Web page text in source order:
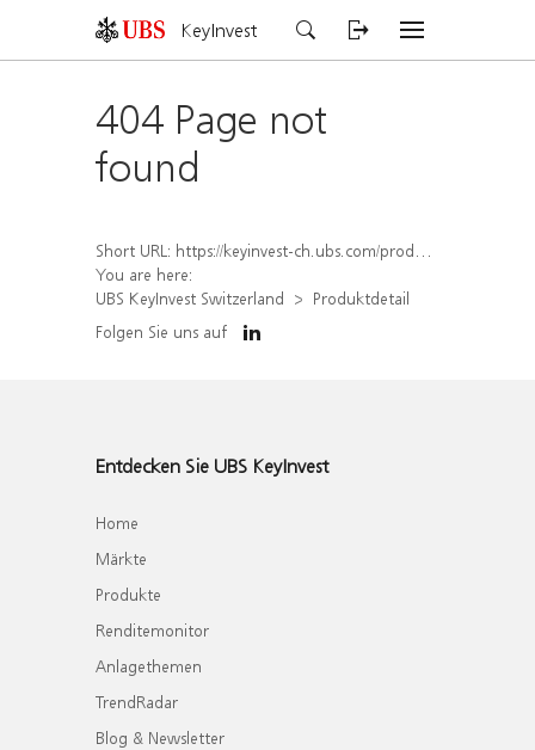
KeyInvest
404 Page not
found
Short URL: https://keyinvest-ch.ubs.com/produkt/detail/index/isin/CH1570350186
You are here:
UBS KeyInvest Switzerland
Produktdetail
Folgen Sie uns auf
Entdecken Sie UBS KeyInvest
Home
Märkte
Produkte
Renditemonitor
Anlagethemen
TrendRadar
Blog & Newsletter